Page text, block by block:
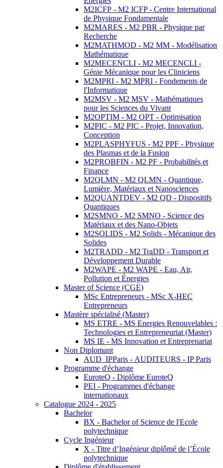
M2ICFP - M2 ICFP - Centre International
de Physique Fondamentale
M2MARES - M2 PBR - Physique par
Recherche
M2MATHMOD - M2 MM - Modélisation
Mathématique
M2MECENCLI - M2 MECENCLI -
Génie Mécanique pour les Cliniciens
M2MPRI - M2 MPRI - Fondements de
l'Informatique
M2MSV - M2 MSV - Mathématiques
pour les Sciences du Vivant
M2OPTIM - M2 OPT - Optimisation
M2PIC - M2 PIC - Projet, Innovation,
Conception
M2PLASPHYFUS - M2 PPF - Physique
des Plasmas et de la Fusion
M2PROBFIN - M2 PF - Probabilités et
Finance
M2QLMN - M2 QLMN - Quantique,
Lumière, Matériaux et Nanosciences
M2QUANTDEV - M2 QD - Dispositifs
Quantiques
M2SMNO - M2 SMNO - Science des
Matériaux et des Nano-Objets
M2SOLIDS - M2 Solids - Mécanique des
Solides
M2TRADD - M2 TraDD - Transport et
Développement Durable
M2WAPE - M2 WAPE - Eau, Air,
Pollution et Énergies
Master of Science (CGE)
MSc Entrepreneurs - MSc X-HEC
Entrepreneurs
Mastère spécialisé (Master)
MS ETRE - MS Energies Renouvelables :
Technologies et Entrepreneuriat (Master)
MS IE - MS Innovation et Entreprenariat
Non Diplomant
AUD_IPParis - AUDITEURS - IP Paris
Programme d'échange
EuroteQ - Diplôme EuroteQ
PEI - Programmes d'échange
internationaux
Catalogue 2024 - 2025
Bachelor
BX - Bachelor of Science de l'Ecole
polytechnique
Cycle Ingénieur
X - Titre d’Ingénieur diplômé de l’École
polytechnique